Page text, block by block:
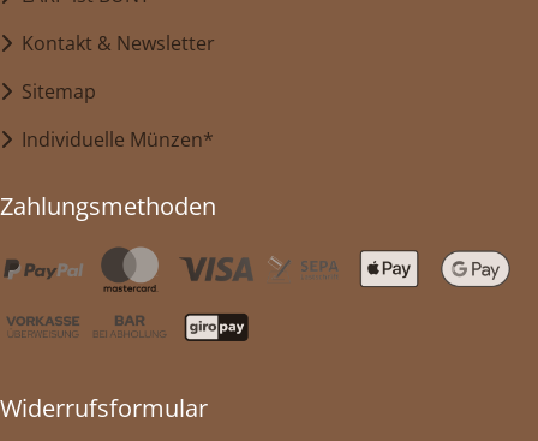
Kontakt & Newsletter
Sitemap
Individuelle Münzen*
Zahlungsmethoden
Widerrufsformular